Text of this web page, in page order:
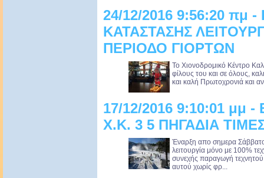
24/12/2016 9:56:20 πμ
ΚΑΤΑΣΤΑΣΗΣ
ΠΕΡΙΟΔΟ ΓΙΟΡΤΩΝ
Το Χιονοδρομικό Κέντρο
φίλους του και σε όλους,
και καλή Πρωτοχρονιά και
17/12/2016 9:10:01 μμ
Χ.Κ. 3 5 ΠΗΓΑΔΙΑ
Έναρξη απο σημερα
λειτουργία μόνο με 100%
συνεχής παραγωγή
αυτού χωρίς φρ...